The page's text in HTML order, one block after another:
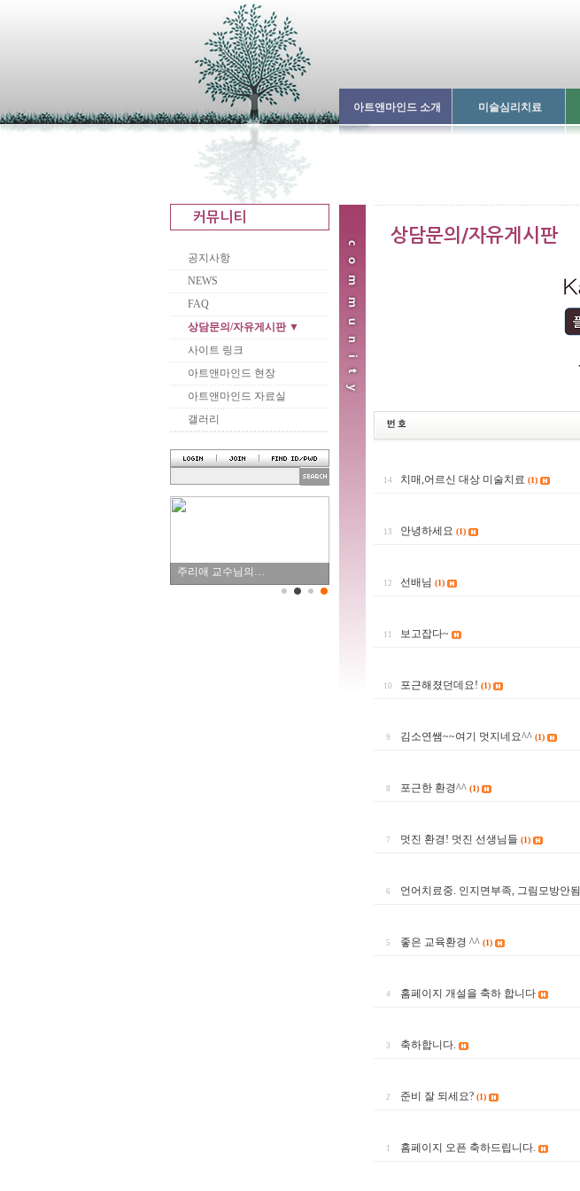
아트앤마인드 소개 미술심리치료
공지사항
NEWS
FAQ
상담문의/자유게시판 ▼
사이트 링크
아트앤마인드 현장
아트앤마인드 자료실
갤러리
주리애 교수님의…
14 치매,어르신 대상 미술치료 (1)
13 안녕하세요 (1)
12 선배님 (1)
11 보고잡다~
10 포근해졌던데요! (1)
9 김소연쌤~~여기 멋지네요^^ (1)
8 포근한 환경^^ (1)
7 멋진 환경! 멋진 선생님들 (1)
6 언어치료중. 인지면부족, 그림모방안됨
5 좋은 교육환경 ^^ (1)
4 홈페이지 개설을 축하 합니다
3 축하합니다.
2 준비 잘 되세요? (1)
1 홈페이지 오픈 축하드립니다.